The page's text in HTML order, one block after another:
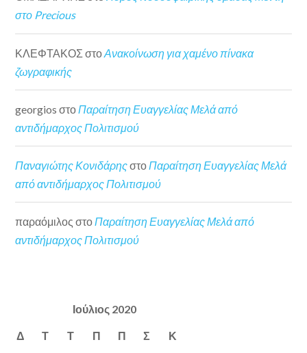
στο Precious
ΚΛΕΦΤΑΚΟΣ στοΑνακοίνωση για χαμένο πίνακα
ζωγραφικής
georgios στο Παραίτηση Ευαγγελίας Μελά από
αντιδήμαρχος Πολιτισμού
Παναγιώτης ΚονιδάρηςστοΠαραίτηση Ευαγγελίας Μελά
από αντιδήμαρχος Πολιτισμού
παραόμιλος στοΠαραίτηση Ευαγγελίας Μελά από
αντιδήμαρχος Πολιτισμού
Ιούλιος 2020
Δ Τ Τ Π Π Σ Κ